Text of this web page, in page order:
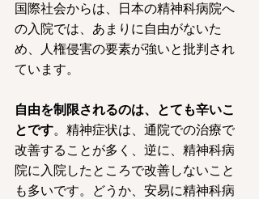
国際社会からは、日本の精神科病院へ
の入院では、あまりに自由がないた
め、人権侵害の要素が強いと批判され
ています。
自由を制限されるのは、とても辛いこ
とです。精神症状は、通院での治療で
改善することが多く、逆に、精神科病
院に入院したところで改善しないこと
も多いです。どうか、安易に精神科病